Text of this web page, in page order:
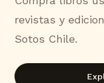
revistas y
Sotos Chile.